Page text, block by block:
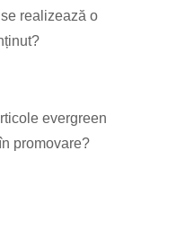
realizează o
evergreen
promovare?